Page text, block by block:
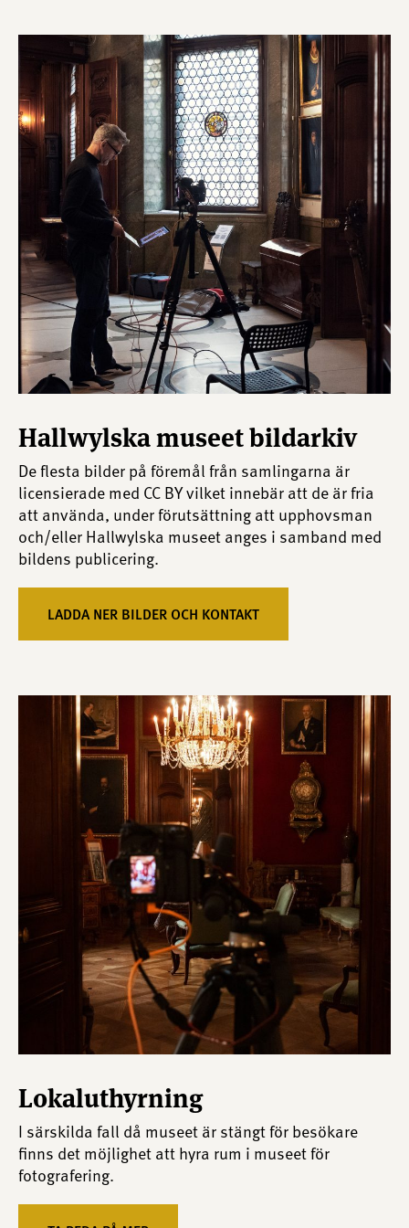
Hallwylska museet bildarkiv
De flesta bilder på föremål från samlingarna är
licensierade med CC BY vilket innebär att de är fria
att använda, under förutsättning att upphovsman
och/eller Hallwylska museet anges i samband med
bildens publicering.
LADDA NER BILDER OCH KONTAKT
Lokaluthyrning
I särskilda fall då museet är stängt för besökare
finns det möjlighet att hyra rum i museet för
fotografering.